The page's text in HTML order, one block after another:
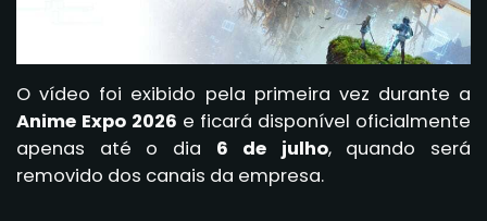
O vídeo foi exibido pela primeira vez durante a
Anime Expo 2026 e ficará disponível oficialmente
apenas até o dia 6 de julho, quando será
removido dos canais da empresa.